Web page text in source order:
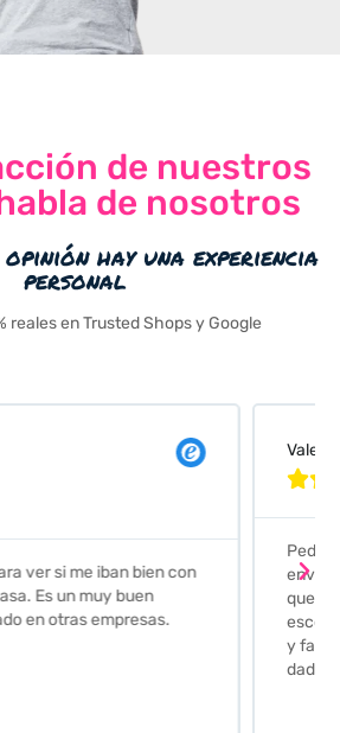
de nuestros
de nosotros
hay una experiencia
personal
reales en Trusted Shops y Google
pero lo mejor ha sido el seguimiento
Nos guiaron y aconsejaron para
Lo aconsejo a todos mis amigos